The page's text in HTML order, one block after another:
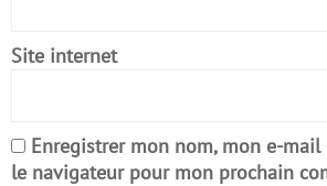
Site internet
Enregistrer mon nom, mon e-
le navigateur pour mon prochain